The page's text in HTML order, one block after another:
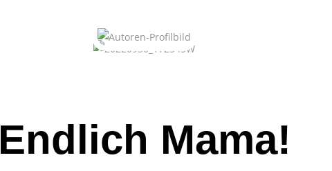
Endlich Mama!